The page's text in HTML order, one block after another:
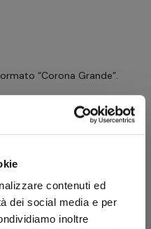
contenuti ed
dei social media e per
inoltre
“Corona Grande”.